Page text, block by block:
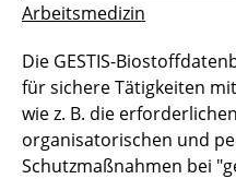
Arbeitsmedizin
Die GESTIS-
für sichere Tätigkeiten
wie z. B. die
organisatorischen und
Schutzmaßnahmen bei